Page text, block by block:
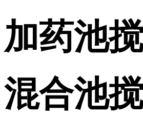
加药池
混合池